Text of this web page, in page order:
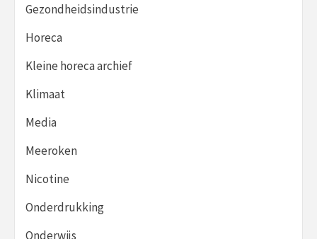
Gezondheidsindustrie
Horeca
Kleine horeca archief
Klimaat
Media
Meeroken
Nicotine
Onderdrukking
Onderwijs